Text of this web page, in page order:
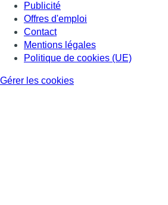
Publicité
Offres d'emploi
Contact
Mentions légales
Politique de cookies (UE)
Gérer les cookies